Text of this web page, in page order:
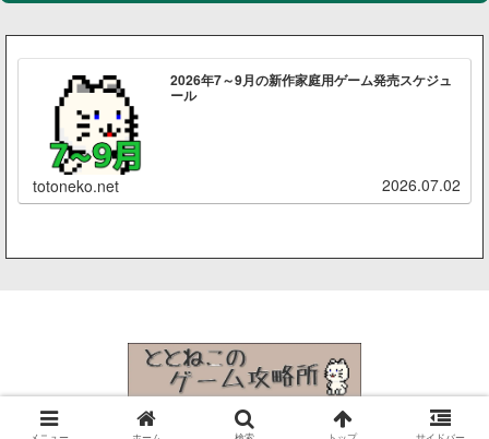
2026年7～9月の新作家庭用ゲーム発売スケジュ
ール
totoneko.net 2026.07.02
© 2015 ととねこのゲーム攻略所.